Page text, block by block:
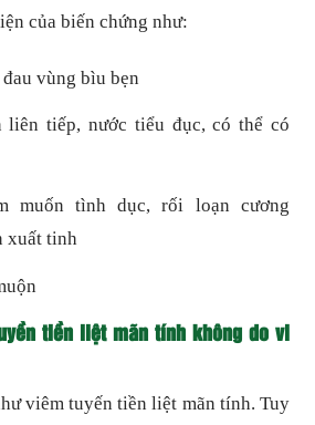
của biến chứng như:
vùng bìu bẹn
liên tiếp, nước tiểu đục, có thể có
muốn tình dục, rối loạn cương
xuất tinh
tiền liệt mãn tính không do vi
viêm tuyến tiền liệt mãn tính. Tuy